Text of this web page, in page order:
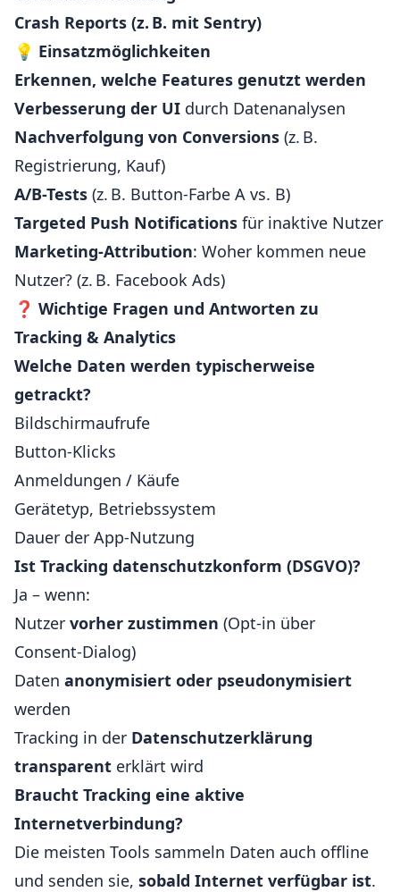
Crash Reports (z. B. mit Sentry)
💡 Einsatzmöglichkeiten
Erkennen, welche Features genutzt werden
Verbesserung der UI durch Datenanalysen
Nachverfolgung von Conversions (z. B.
Registrierung, Kauf)
A/B-Tests (z. B. Button-Farbe A vs. B)
Targeted Push Notifications für inaktive Nutzer
Marketing-Attribution: Woher kommen neue
Nutzer? (z. B. Facebook Ads)
❓ Wichtige Fragen und Antworten zu
Tracking & Analytics
Welche Daten werden typischerweise
getrackt?
Bildschirmaufrufe
Button-Klicks
Anmeldungen / Käufe
Gerätetyp, Betriebssystem
Dauer der App-Nutzung
Ist Tracking datenschutzkonform (DSGVO)?
Ja – wenn:
Nutzer vorher zustimmen (Opt-in über
Consent-Dialog)
Daten anonymisiert oder pseudonymisiert
werden
Tracking in der Datenschutzerklärung
transparent erklärt wird
Braucht Tracking eine aktive
Internetverbindung?
Die meisten Tools sammeln Daten auch offline
und senden sie, sobald Internet verfügbar ist.